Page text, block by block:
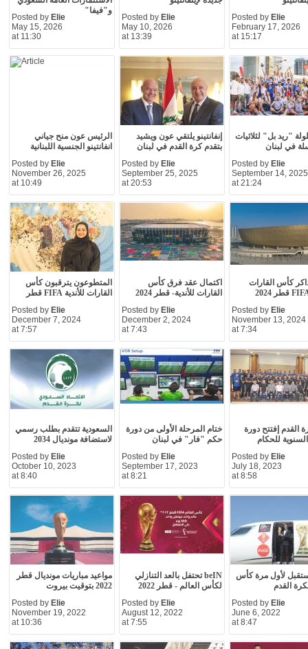
و"فيفا"
Posted by Elie
May 15, 2026
at 11:30
Posted by Elie
May 10, 2026
at 13:39
Posted by Elie
February 17, 2026
at 15:17
الرئيس عون منح جياني
انفانتينو الجنسية اللبنانية
Posted by Elie
November 26, 2025
at 10:49
إنفانتينو يلتقي عون ويشيد
بتقدم كرة القدم في لبنان
Posted by Elie
September 25, 2025
at 20:53
"ريد بل" لثلاثيات
في لبنان
Posted by Elie
September 14, 2025
at 21:24
المتطوعون يترقبون كأس
القارات للأندية FIFA قطر
Posted by Elie
December 7, 2024
at 7:57
اكتمال عقد فرق كأس
القارات للأندية- قطر 2024
Posted by Elie
December 2, 2024
at 7:43
كأس القارات
Posted by Elie
November 13, 2024
at 7:34
السعودية تتقدم بطلب رسمي
لاستضافة مونديال 2034
Posted by Elie
October 10, 2023
at 8:40
ختام المرحلة الأولى من دورة
حكم "فار" في لبنان
Posted by Elie
September 17, 2023
at 8:21
القدم إفتتح دورة
للحكام
Posted by Elie
July 18, 2023
at 8:58
مواعيد مباريات مونديال قطر
2022 بتوقيت بيروت
Posted by Elie
November 19, 2022
at 10:36
beIN تحتفل بالعد التنازلي
لكأس العالم - قطر 2022
Posted by Elie
August 12, 2022
at 7:55
لأول مرة كأس
القدم
Posted by Elie
June 6, 2022
at 8:47